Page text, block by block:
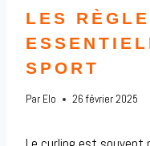
LES
SPORT
Par Elo 26 février 2025